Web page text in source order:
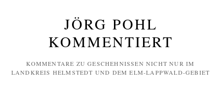
JÖRG POHL
KOMMENTIERT
KOMMENTARE ZU GESCHEHNISSEN NICHT NUR IM
LANDKREIS HELMSTEDT UND DEM ELM-LAPPWALD-GEBIET